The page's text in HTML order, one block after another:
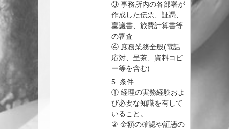
③ 事務所内の各部署が
作成した伝票、証憑、
稟議書、旅費計算書等
の審査
④ 庶務業務全般(電話
応対、呈茶、資料コピ
ー等を含む)
5. 条件
① 経理の実務経験およ
び必要な知識を有して
いること。
② 金額の確認や証憑の